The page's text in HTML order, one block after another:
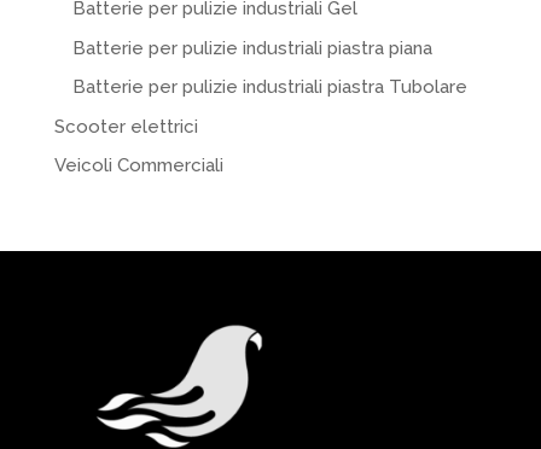
Batterie per pulizie industriali Gel
Batterie per pulizie industriali piastra piana
Batterie per pulizie industriali piastra Tubolare
Scooter elettrici
Veicoli Commerciali